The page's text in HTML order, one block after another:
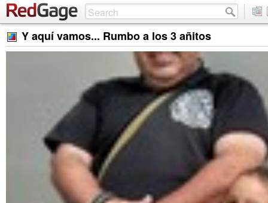
Y aquí vamos... Rumbo a los 3 añitos